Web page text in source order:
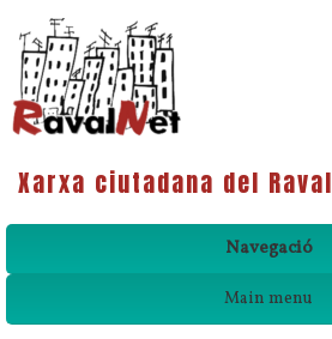
Xarxa ciutadana del Raval
Navegació
Main menu